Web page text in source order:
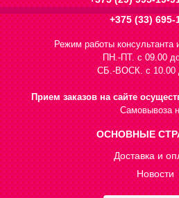
+375 (33) 695-
Режим работы консультанта
ПН.-ПТ. с 09.00
СБ.-ВОСК. с 10.00
Прием заказов на сайте
Самовывоза
ОСНОВНЫЕ
Доставка и
Новости